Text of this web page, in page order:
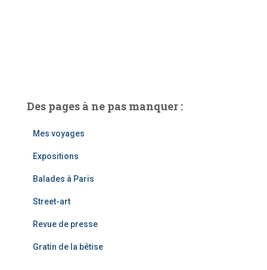
Des pages à ne pas manquer :
Mes voyages
Expositions
Balades à Paris
Street-art
Revue de presse
Gratin de la bêtise